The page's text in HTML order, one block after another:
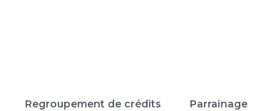
Regroupement de crédits Parrainage